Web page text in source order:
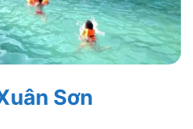
Sơn